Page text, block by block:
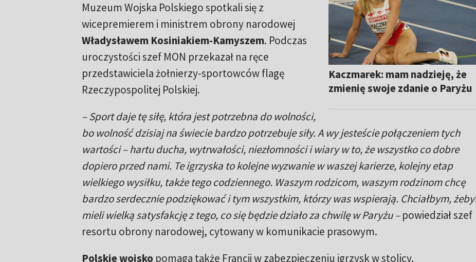
Kaczmarek: mam nadzieję, że
zmienię swoje zdanie o Paryżu
Muzeum Wojska Polskiego spotkali się z
wicepremierem i ministrem obrony narodowej
Władysławem Kosiniakiem-Kamyszem. Podczas
uroczystości szef MON przekazał na ręce
przedstawiciela żołnierzy-sportowców flagę
Rzeczypospolitej Polskiej.
– Sport daje tę siłę, która jest potrzebna do wolności,
bo wolność dzisiaj na świecie bardzo potrzebuje siły. A wy jesteście połączeniem tych
wartości – hartu ducha, wytrwałości, niezłomności i wiary w to, że wszystko co dobre
dopiero przed nami. Te igrzyska to kolejne wyzwanie w waszej karierze, kolejny etap
wielkiego wysiłku, także tego codziennego. Waszym rodzicom, waszym rodzinom chcę
bardzo serdecznie podziękować i tym wszystkim, którzy was wspierają. Chciałbym,
mieli wielką satysfakcję z tego, co się będzie działo za chwilę w Paryżu –powiedział szef
resortu obrony narodowej, cytowany w komunikacie prasowym.
Polskie wojsko pomaga także Francji w zabezpieczeniu igrzysk w stolicy.